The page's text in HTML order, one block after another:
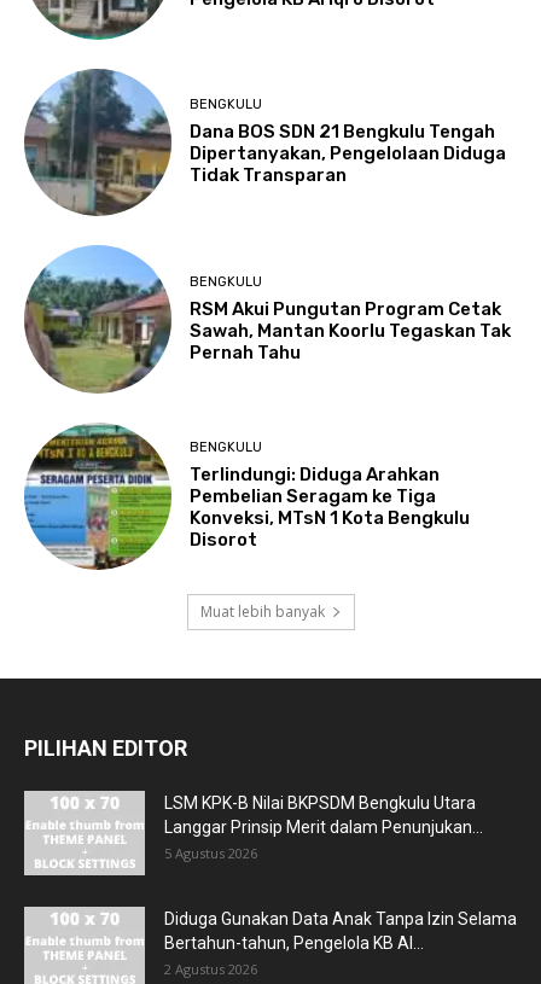
BENGKULU
Dana BOS SDN 21 Bengkulu Tengah
Dipertanyakan, Pengelolaan Diduga
Tidak Transparan
BENGKULU
RSM Akui Pungutan Program Cetak
Sawah, Mantan Koorlu Tegaskan Tak
Pernah Tahu
BENGKULU
Terlindungi: Diduga Arahkan
Pembelian Seragam ke Tiga
Konveksi, MTsN 1 Kota Bengkulu
Disorot
Muat lebih banyak
PILIHAN EDITOR
LSM KPK-B Nilai BKPSDM Bengkulu Utara
Langgar Prinsip Merit dalam Penunjukan...
5 Agustus 2026
Diduga Gunakan Data Anak Tanpa Izin Selama
Bertahun-tahun, Pengelola KB Al...
2 Agustus 2026